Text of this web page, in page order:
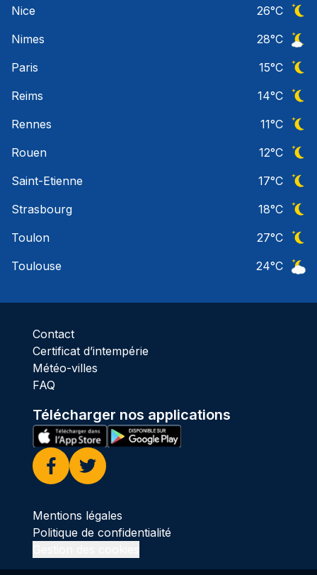
Nice
26°C
Nimes
28°C
Paris
15°C
Reims
14°C
Rennes
11°C
Rouen
12°C
Saint-Etienne
17°C
Strasbourg
18°C
Toulon
27°C
Toulouse
24°C
Contact
Certificat d’intempérie
Météo-villes
FAQ
Télécharger nos applications
Facebook
Twitter
Mentions légales
Politique de confidentialité